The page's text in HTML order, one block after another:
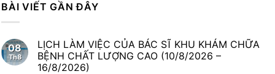
BÀI VIẾT GẦN ĐÂY
08
Th8
LỊCH LÀM VIỆC CỦA BÁC SĨ KHU KHÁM CHỮA
BỆNH CHẤT LƯỢNG CAO (10/8/2026 –
16/8/2026)